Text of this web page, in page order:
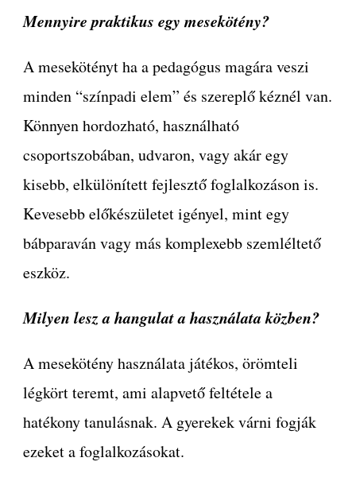
Mennyire praktikus egy mesekötény?
A mesekötényt ha a pedagógus magára veszi
minden “színpadi elem” és szereplő kéznél van.
Könnyen hordozható, használható
csoportszobában, udvaron, vagy akár egy
kisebb, elkülönített fejlesztő foglalkozáson is.
Kevesebb előkészületet igényel, mint egy
bábparaván vagy más komplexebb szemléltető
eszköz.
Milyen lesz a hangulat a használata közben?
A mesekötény használata játékos, örömteli
légkört teremt, ami alapvető feltétele a
hatékony tanulásnak. A gyerekek várni fogják
ezeket a foglalkozásokat.